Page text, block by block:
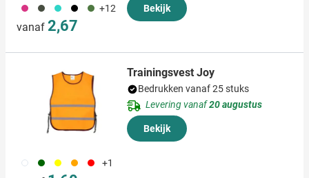
490 491 033 001 232 +12
vanaf 2,67
Bekijk
002 004 006 007 008 +1
Trainingsvest Joy
Bedrukken vanaf 25 stuks
Levering vanaf20 augustus
Bekijk